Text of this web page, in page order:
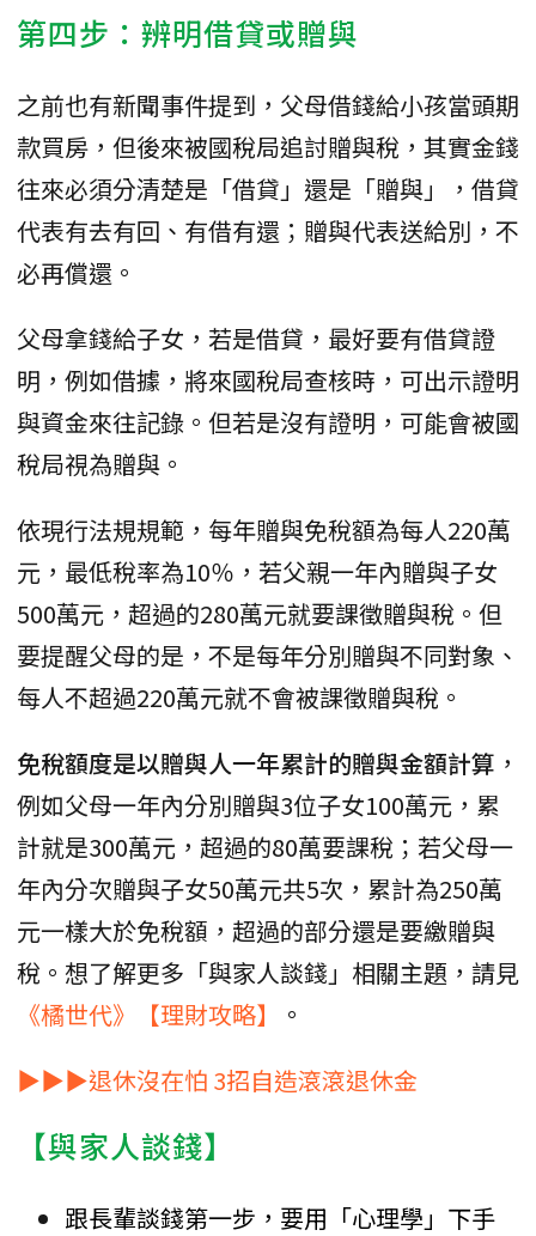
第四步：辨明借貸或贈與
之前也有新聞事件提到，父母借錢給小孩當頭期
款買房，但後來被國稅局追討贈與稅，其實金錢
往來必須分清楚是「借貸」還是「贈與」，借貸
代表有去有回、有借有還；贈與代表送給別，不
必再償還。
父母拿錢給子女，若是借貸，最好要有借貸證
明，例如借據，將來國稅局查核時，可出示證明
與資金來往記錄。但若是沒有證明，可能會被國
稅局視為贈與。
依現行法規規範，每年贈與免稅額為每人220萬
元，最低稅率為10％，若父親一年內贈與子女
500萬元，超過的280萬元就要課徵贈與稅。但
要提醒父母的是，不是每年分別贈與不同對象、
每人不超過220萬元就不會被課徵贈與稅。
免稅額度是以贈與人一年累計的贈與金額計算 ，
例如父母一年內分別贈與3位子女100萬元，累
計就是300萬元，超過的80萬要課稅；若父母一
年內分次贈與子女50萬元共5次，累計為250萬
元一樣大於免稅額，超過的部分還是要繳贈與
稅。想了解更多「與家人談錢」相關主題，請見
《橘世代》【理財攻略】
。
▶▶▶退休沒在怕 3招自造滾滾退休金
【與家人談錢】
跟長輩談錢第一步，要用「心理學」下手